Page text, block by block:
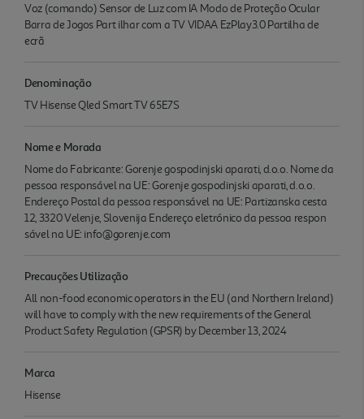
Voz (comando) Sensor de Luz com IA Modo de Proteção Ocular
Barra de Jogos Part ilhar com a TV VIDAA EzPlay3.0 Partilha de
ecrã
Denominação
TV Hisense Qled Smart TV 65E7S
Nome e Morada
Nome do Fabricante: Gorenje gospodinjski aparati, d.o.o. Nome da
pessoa responsável na UE: Gorenje gospodinjski aparati, d.o.o.
Endereço Postal da pessoa responsável na UE: Partizanska cesta
12, 3320 Velenje, Slovenija Endereço eletrónico da pessoa respon
sável na UE: info@gorenje.com
Precauções Utilização
All non-food economic operators in the EU (and Northern Ireland)
will have to comply with the new requirements of the General
Product Safety Regulation (GPSR) by December 13, 2024
Marca
Hisense